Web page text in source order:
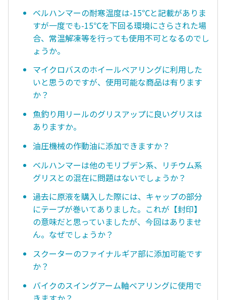
ベルハンマーの耐寒温度は-15℃と記載がありま
すが一度でも-15℃を下回る環境にさらされた場
合、常温解凍等を行っても使用不可となるのでし
ょうか。
マイクロバスのホイールベアリングに利用した
いと思うのですが、使用可能な商品は有ります
か？
魚釣り用リールのグリスアップに良いグリスは
ありますか。
油圧機械の作動油に添加できますか？
ベルハンマーは他のモリブデン系、リチウム系
グリスとの混在に問題はないでしょうか？
過去に原液を購入した際には、キャップの部分
にテープが巻いてありました。これが【封印】
の意味だと思っていましたが、今回はありませ
ん。なぜでしょうか？
スクーターのファイナルギア部に添加可能です
か？
バイクのスイングアーム軸ベアリングに使用で